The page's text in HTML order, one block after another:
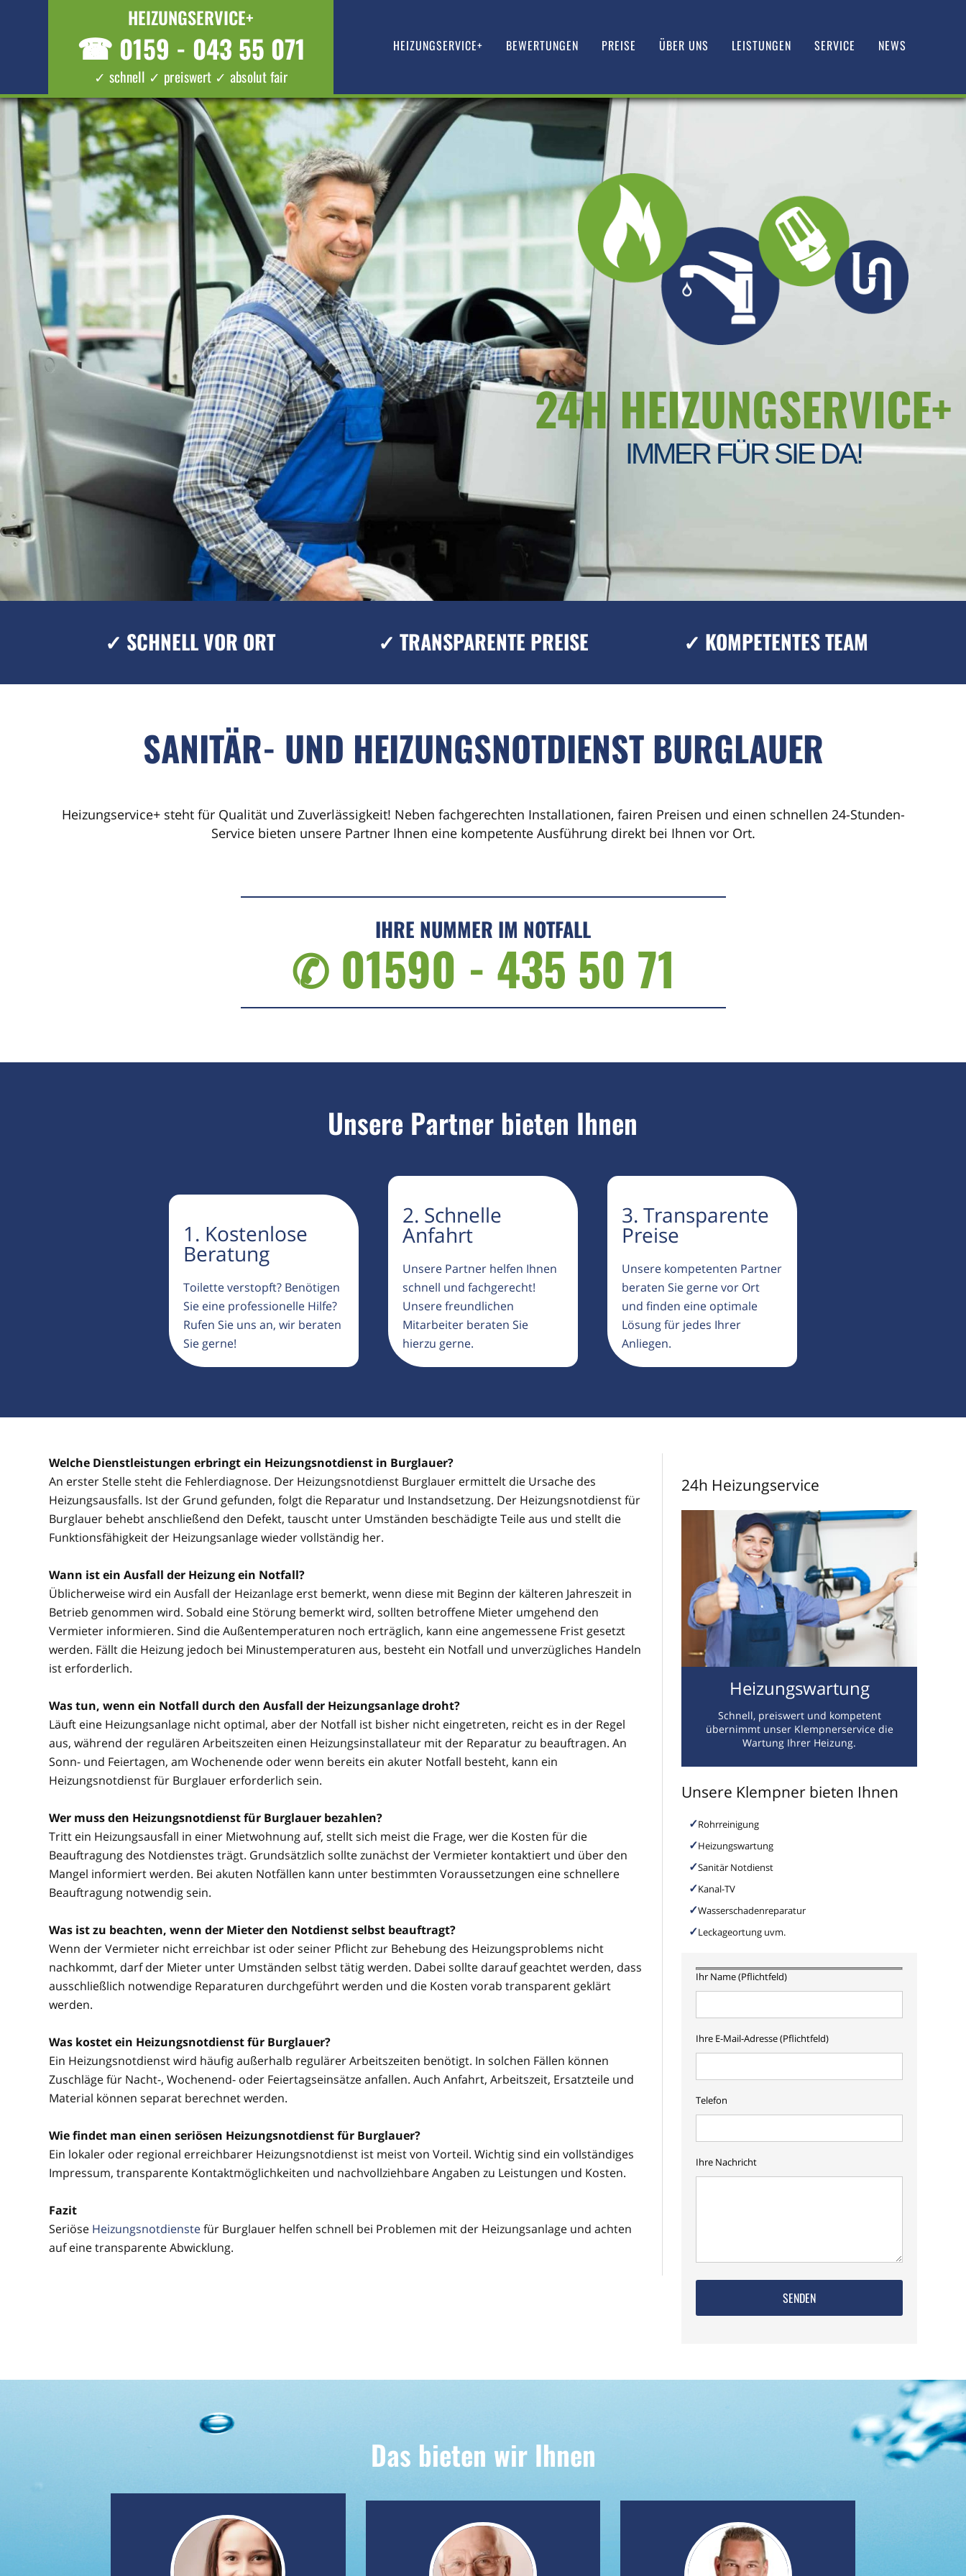
HEIZUNGSERVICE+
☎ 0159 - 043 55 071
✓ schnell ✓ preiswert ✓ absolut fair
HEIZUNGSERVICE+ BEWERTUNGEN PREISE ÜBER UNS LEISTUNGEN SERVICE NEWS
24H HEIZUNGSERVICE+
IMMER FÜR SIE DA!
✓ SCHNELL VOR ORT ✓ TRANSPARENTE PREISE ✓ KOMPETENTES TEAM
SANITÄR- UND HEIZUNGSNOTDIENST BURGLAUER
Heizungservice+ steht für Qualität und Zuverlässigkeit! Neben fachgerechten Installationen, fairen Preisen und einen schnellen 24-Stunden-
Service bieten unsere Partner Ihnen eine kompetente Ausführung direkt bei Ihnen vor Ort.
IHRE NUMMER IM NOTFALL
✆ 01590 - 435 50 71
Unsere Partner bieten Ihnen
1. Kostenlose
Beratung
Toilette verstopft? Benötigen
Sie eine professionelle Hilfe?
Rufen Sie uns an, wir beraten
Sie gerne!
2. Schnelle
Anfahrt
Unsere Partner helfen Ihnen
schnell und fachgerecht!
Unsere freundlichen
Mitarbeiter beraten Sie
hierzu gerne.
3. Transparente
Preise
Unsere kompetenten Partner
beraten Sie gerne vor Ort
und finden eine optimale
Lösung für jedes Ihrer
Anliegen.
Welche Dienstleistungen erbringt ein Heizungsnotdienst in Burglauer?
An erster Stelle steht die Fehlerdiagnose. Der Heizungsnotdienst Burglauer ermittelt die Ursache des
Heizungsausfalls. Ist der Grund gefunden, folgt die Reparatur und Instandsetzung. Der Heizungsnotdienst für
Burglauer behebt anschließend den Defekt, tauscht unter Umständen beschädigte Teile aus und stellt die
Funktionsfähigkeit der Heizungsanlage wieder vollständig her.
Wann ist ein Ausfall der Heizung ein Notfall?
Üblicherweise wird ein Ausfall der Heizanlage erst bemerkt, wenn diese mit Beginn der kälteren Jahreszeit in
Betrieb genommen wird. Sobald eine Störung bemerkt wird, sollten betroffene Mieter umgehend den
Vermieter informieren. Sind die Außentemperaturen noch erträglich, kann eine angemessene Frist gesetzt
werden. Fällt die Heizung jedoch bei Minustemperaturen aus, besteht ein Notfall und unverzügliches Handeln
ist erforderlich.
Was tun, wenn ein Notfall durch den Ausfall der Heizungsanlage droht?
Läuft eine Heizungsanlage nicht optimal, aber der Notfall ist bisher nicht eingetreten, reicht es in der Regel
aus, während der regulären Arbeitszeiten einen Heizungsinstallateur mit der Reparatur zu beauftragen. An
Sonn- und Feiertagen, am Wochenende oder wenn bereits ein akuter Notfall besteht, kann ein
Heizungsnotdienst für Burglauer erforderlich sein.
Wer muss den Heizungsnotdienst für Burglauer bezahlen?
Tritt ein Heizungsausfall in einer Mietwohnung auf, stellt sich meist die Frage, wer die Kosten für die
Beauftragung des Notdienstes trägt. Grundsätzlich sollte zunächst der Vermieter kontaktiert und über den
Mangel informiert werden. Bei akuten Notfällen kann unter bestimmten Voraussetzungen eine schnellere
Beauftragung notwendig sein.
Was ist zu beachten, wenn der Mieter den Notdienst selbst beauftragt?
Wenn der Vermieter nicht erreichbar ist oder seiner Pflicht zur Behebung des Heizungsproblems nicht
nachkommt, darf der Mieter unter Umständen selbst tätig werden. Dabei sollte darauf geachtet werden, dass
ausschließlich notwendige Reparaturen durchgeführt werden und die Kosten vorab transparent geklärt
werden.
Was kostet ein Heizungsnotdienst für Burglauer?
Ein Heizungsnotdienst wird häufig außerhalb regulärer Arbeitszeiten benötigt. In solchen Fällen können
Zuschläge für Nacht-, Wochenend- oder Feiertagseinsätze anfallen. Auch Anfahrt, Arbeitszeit, Ersatzteile und
Material können separat berechnet werden.
Wie findet man einen seriösen Heizungsnotdienst für Burglauer?
Ein lokaler oder regional erreichbarer Heizungsnotdienst ist meist von Vorteil. Wichtig sind ein vollständiges
Impressum, transparente Kontaktmöglichkeiten und nachvollziehbare Angaben zu Leistungen und Kosten.
Fazit
Seriöse Heizungsnotdienstefür Burglauer helfen schnell bei Problemen mit der Heizungsanlage und achten
auf eine transparente Abwicklung.
24h Heizungservice
Heizungswartung
Schnell, preiswert und kompetent
übernimmt unser Klempnerservice die
Wartung Ihrer Heizung.
Unsere Klempner bieten Ihnen
Rohrreinigung
Heizungswartung
Sanitär Notdienst
Kanal-TV
Wasserschadenreparatur
Leckageortung uvm.
Ihr Name (Pflichtfeld)
Ihre E-Mail-Adresse (Pflichtfeld)
Telefon
Ihre Nachricht
Das bieten wir Ihnen